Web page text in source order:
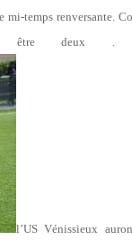
mi-temps renversante.
deux .
l’US Vénissieux